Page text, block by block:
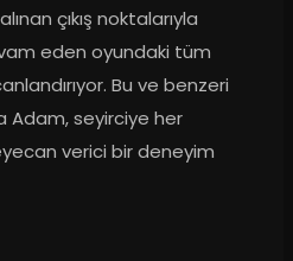
çıkış noktalarıyla
eden oyundaki tüm
Bu ve benzeri
Adam, seyirciye her
verici bir deneyim